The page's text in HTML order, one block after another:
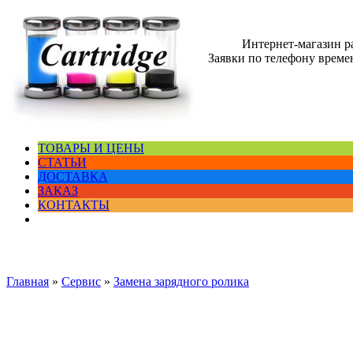
Интернет-магазин
Заявки по телефону
ТОВАРЫ И ЦЕНЫ
СТАТЬИ
ДОСТАВКА
ЗАКАЗ
КОНТАКТЫ
Главная » Сервис » Замена зарядного ролика